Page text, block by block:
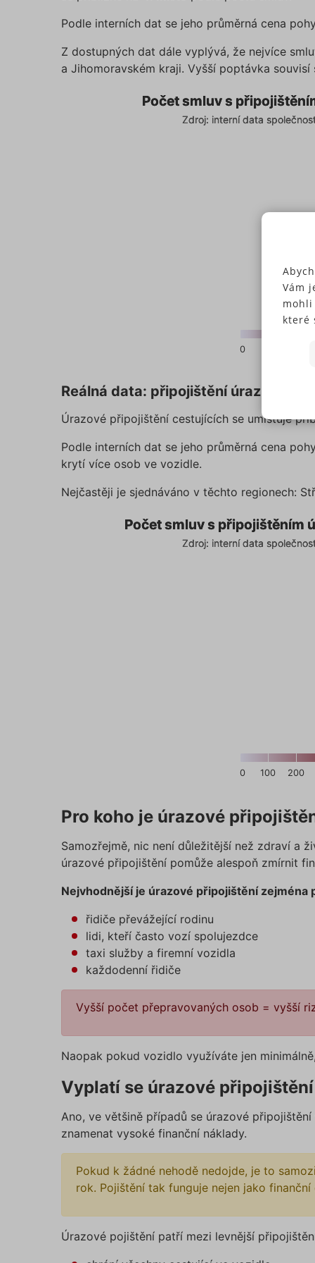
Podle interních dat se jeho průměrná cena
Z dostupných dat dále vyplývá, že nejvíce
a Jihomoravském kraji. Vyšší poptávka
Počet smluv s připojištěním úrazu řidiče
Map of unspecified region with 1 data series.
Zdroj: interní data společnosti Suri Insurance
Počet smluv s
Počet smluv s
Zdroj: interní data
Zdroj: interní data
0
Reálná data: připojištění úrazu
Úrazové připojištění cestujících se umisťuje
Podle interních dat se jeho průměrná cena
krytí více osob ve vozidle.
Nejčastěji je sjednáváno v těchto regionech:
Počet smluv s připojištěním úrazu
Map of unspecified region with 1 data series.
Zdroj: interní data společnosti Suri Insurance
Počet smluv s připojištěním
Počet smluv s připojištěním
Zdroj: interní data
Zdroj: interní data
0 100 200
Pro koho je úrazové
Samozřejmě, nic není důležitější než zdraví a
úrazové připojištění pomůže alespoň zmírnit
Nejvhodnější je úrazové připojištění zejména
řidiče převážející rodinu
lidi, kteří často vozí spolujezdce
taxi služby a firemní vozidla
každodenní řidiče
Vyšší počet přepravovaných osob = vyšší
Naopak pokud vozidlo využíváte jen
Vyplatí se úrazové
Ano, ve většině případů se úrazové
znamenat vysoké finanční náklady.
Pokud k žádné nehodě nedojde, je to
rok. Pojištění tak funguje nejen jako
Úrazové pojištění patří mezi levnější
Vám
mohli
které
typů
pfp-uid
gclid